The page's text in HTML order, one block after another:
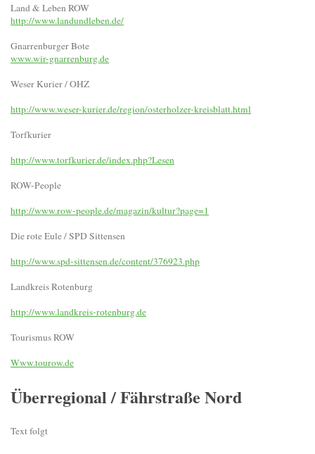
Land & Leben ROW
http://www.landundleben.de/
Gnarrenburger Bote
www.wir-gnarrenburg.de
Weser Kurier / OHZ
http://www.weser-kurier.de/region/osterholzer-kreisblatt.html
Torfkurier
http://www.torfkurier.de/index.php?Lesen
ROW-People
http://www.row-people.de/magazin/kultur?page=1
Die rote Eule / SPD Sittensen
http://www.spd-sittensen.de/content/376923.php
Landkreis Rotenburg
http://www.landkreis-rotenburg.de
Tourismus ROW
Www.tourow.de
Überregional / Fährstraße Nord
Text folgt